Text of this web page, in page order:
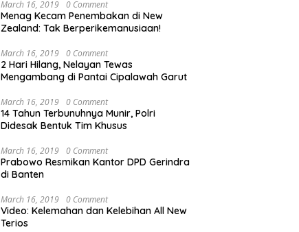
March 16, 2019 0 Comment
Menag Kecam Penembakan di New
Zealand: Tak Berperikemanusiaan!
March 16, 2019 0 Comment
2 Hari Hilang, Nelayan Tewas
Mengambang di Pantai Cipalawah Garut
March 16, 2019 0 Comment
14 Tahun Terbunuhnya Munir, Polri
Didesak Bentuk Tim Khusus
March 16, 2019 0 Comment
Prabowo Resmikan Kantor DPD Gerindra
di Banten
March 16, 2019 0 Comment
Video: Kelemahan dan Kelebihan All New
Terios